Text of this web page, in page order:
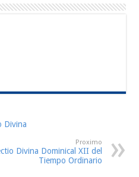
Divina
Proximo
Divina Dominical XII del
Tiempo Ordinario